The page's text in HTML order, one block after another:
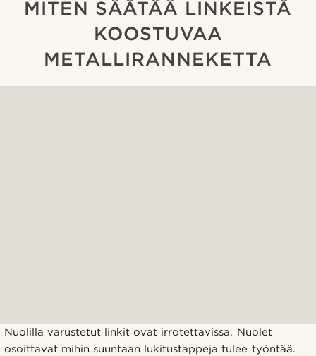
MITEN SÄÄTÄÄ LINKEISTÄ
KOOSTUVAA
METALLIRANNEKETTA
Nuolilla varustetut linkit ovat irrotettavissa. Nuolet
osoittavat mihin suuntaan lukitustappeja tulee työntää.